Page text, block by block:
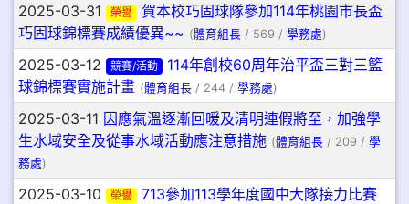
2025-03-31 榮譽
賀本校巧固球隊參加114年桃園市長盃
巧固球錦標賽成績優異~~ (體育組長 / 569 / 學務處)
2025-03-12 競賽/活動
114年創校60周年治平盃三對三籃
球錦標賽實施計畫 (體育組長 / 244 / 學務處)
2025-03-11 因應氣溫逐漸回暖及清明連假將至，加強學
生水域安全及從事水域活動應注意措施 (體育組長 / 209 / 學
務處)
2025-03-10 榮譽
713參加113學年度國中大隊接力比賽